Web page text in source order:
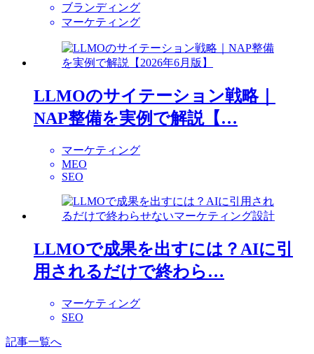
ブランディング
マーケティング
LLMOのサイテーション戦略｜
NAP整備を実例で解説【…
マーケティング
MEO
SEO
LLMOで成果を出すには？AIに引
用されるだけで終わら…
マーケティング
SEO
記事一覧へ